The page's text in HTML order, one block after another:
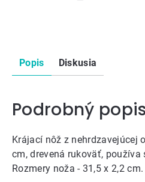
Popis Diskusia
Podrobný
Krájací nôž z nehrdzavejúcej
cm, drevená rukoväť, používa
Rozmery noža - 31,5 x 2,2 cm.